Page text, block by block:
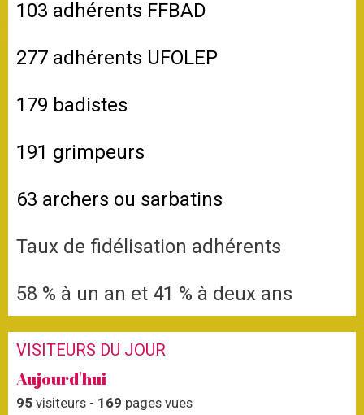
103 adhérents FFBAD
277 adhérents UFOLEP
179 badistes
191 grimpeurs
63 archers ou sarbatins
Taux de fidélisation adhérents
58 % à un an et 41 % à deux ans
VISITEURS DU JOUR
Aujourd'hui
95 visiteurs - 169 pages vues